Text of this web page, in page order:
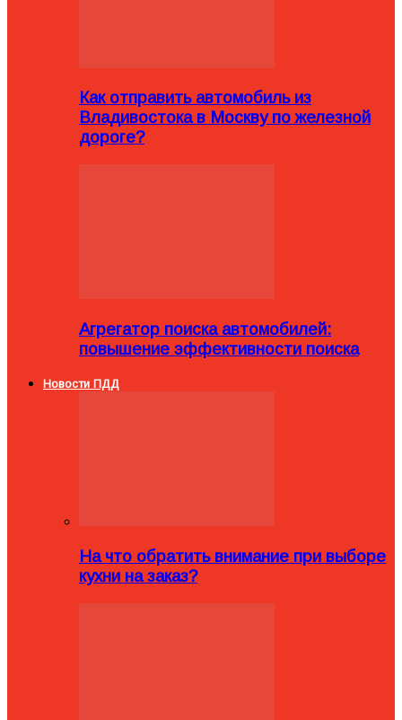
Как отправить автомобиль из
Владивостока в Москву по железной
дороге?
Агрегатор поиска автомобилей:
повышение эффективности поиска
Новости ПДД
На что обратить внимание при выборе
кухни на заказ?